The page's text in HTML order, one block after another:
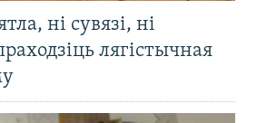
ні сувязі, ні
лягістычная